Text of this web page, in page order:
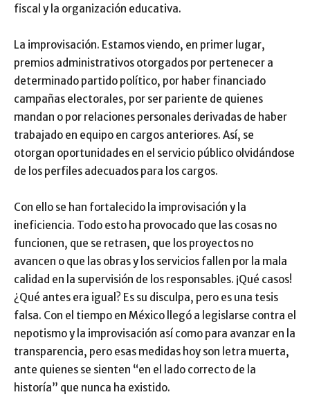
fiscal y la organización educativa.
La improvisación. Estamos viendo, en primer lugar,
premios administrativos otorgados por pertenecer a
determinado partido político, por haber financiado
campañas electorales, por ser pariente de quienes
mandan o por relaciones personales derivadas de haber
trabajado en equipo en cargos anteriores. Así, se
otorgan oportunidades en el servicio público olvidándose
de los perfiles adecuados para los cargos.
Con ello se han fortalecido la improvisación y la
ineficiencia. Todo esto ha provocado que las cosas no
funcionen, que se retrasen, que los proyectos no
avancen o que las obras y los servicios fallen por la mala
calidad en la supervisión de los responsables. ¡Qué casos!
¿Qué antes era igual? Es su disculpa, pero es una tesis
falsa. Con el tiempo en México llegó a legislarse contra el
nepotismo y la improvisación así como para avanzar en la
transparencia, pero esas medidas hoy son letra muerta,
ante quienes se sienten “en el lado correcto de la
historía” que nunca ha existido.